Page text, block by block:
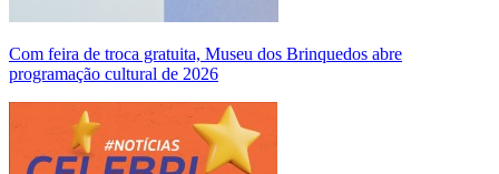
Com feira de troca gratuita, Museu dos Brinquedos abre
programação cultural de 2026